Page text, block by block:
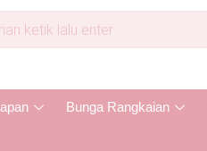
Bunga Rangkaian